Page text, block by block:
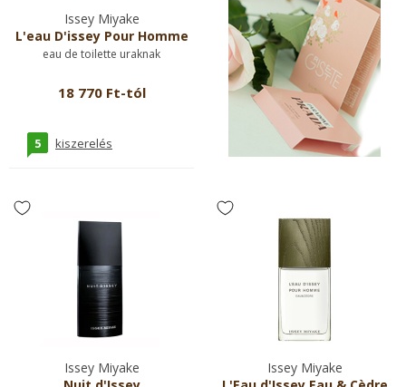
Issey Miyake
L'eau D'issey Pour Homme
eau de toilette uraknak
18 770 Ft-tól
5 kiszerelés
Issey Miyake
Issey Miyake